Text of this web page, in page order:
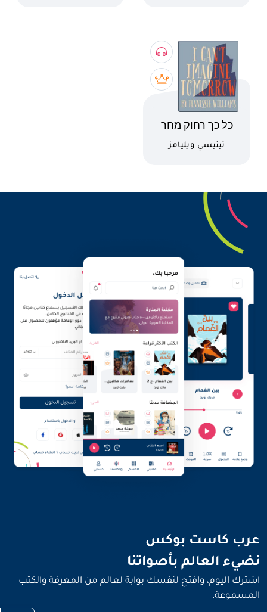
اسم الكتاب
כל כך רחוק מחר
كاتب
تينيسي ويليامز
عرب كاست بوكس
نضيء العالم بأصواتنا
اشترك اليوم، وافتح لنفسك بوابة لعالم من المعرفة والكتب
المسموعة.